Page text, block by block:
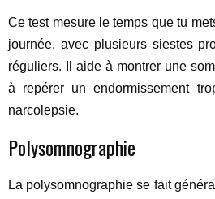
Ce test mesure le temps que tu
journée, avec plusieurs siestes
réguliers. Il aide à montrer une
à repérer un endormissement
narcolepsie.
Polysomnographie
La polysomnographie se fait